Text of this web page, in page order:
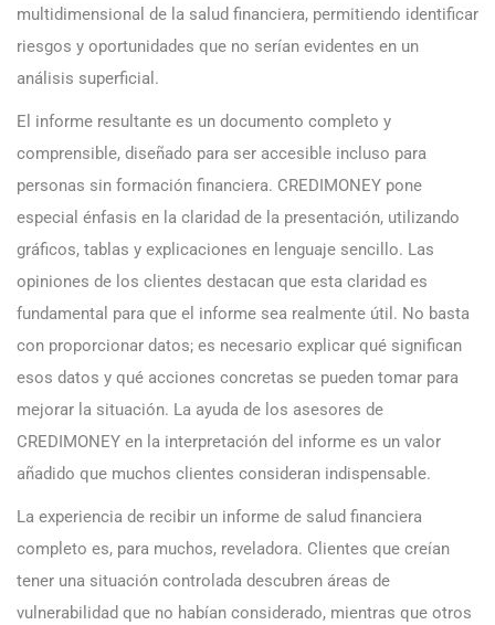
multidimensional de la salud financiera, permitiendo identificar
riesgos y oportunidades que no serían evidentes en un
análisis superficial.
El informe resultante es un documento completo y
comprensible, diseñado para ser accesible incluso para
personas sin formación financiera. CREDIMONEY pone
especial énfasis en la claridad de la presentación, utilizando
gráficos, tablas y explicaciones en lenguaje sencillo. Las
opiniones de los clientes destacan que esta claridad es
fundamental para que el informe sea realmente útil. No basta
con proporcionar datos; es necesario explicar qué significan
esos datos y qué acciones concretas se pueden tomar para
mejorar la situación. La ayuda de los asesores de
CREDIMONEY en la interpretación del informe es un valor
añadido que muchos clientes consideran indispensable.
La experiencia de recibir un informe de salud financiera
completo es, para muchos, reveladora. Clientes que creían
tener una situación controlada descubren áreas de
vulnerabilidad que no habían considerado, mientras que otros